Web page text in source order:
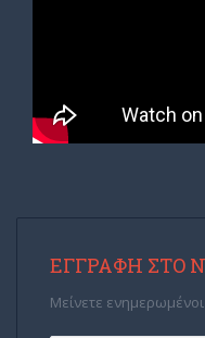
ΕΓΓΡΑΦΉ ΣΤΟ
Μείνετε